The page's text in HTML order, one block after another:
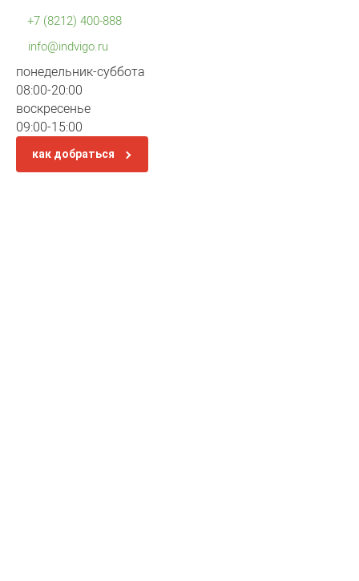
+7 (8212) 400-888
info@indvigo.ru
понедельник-суббота
08:00-20:00
воскресенье
09:00-15:00
как добраться